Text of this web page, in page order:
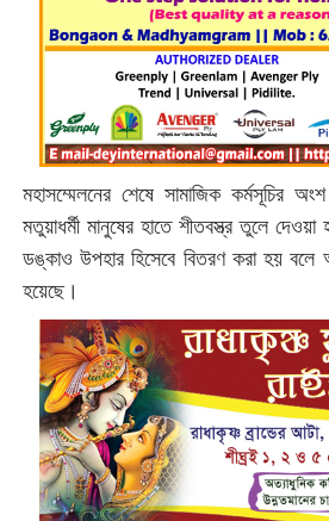
মহাসম্মেলনের শেষে সামাজিক কর্মসূচির
মতুয়াধর্মী মানুষের হাতে শীতবস্ত্র তুলে
ডঙ্কাও উপহার হিসেবে বিতরণ করা হয়
হয়েছে।